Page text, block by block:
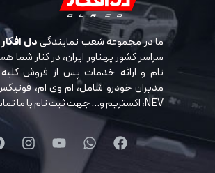
ما در مجموعه شعب نمایندگیدل افکار
سراسر کشور پهناور ایران، در کنار شما
نام و ارائه خدمات پس از فروش
مدیران خودرو شامل، ام وی ام،
NEV، اکستریم و… جهت ثبت نام با ما تماس بگیرید.